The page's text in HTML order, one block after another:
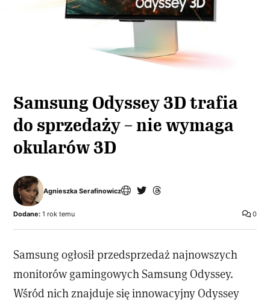
Samsung Odyssey 3D trafia
do sprzedaży – nie wymaga
okularów 3D
Agnieszka Serafinowicz
0
Dodane: 1 rok temu
Samsung ogłosił przedsprzedaż najnowszych
monitorów gamingowych Samsung Odyssey.
Wśród nich znajduje się innowacyjny Odyssey